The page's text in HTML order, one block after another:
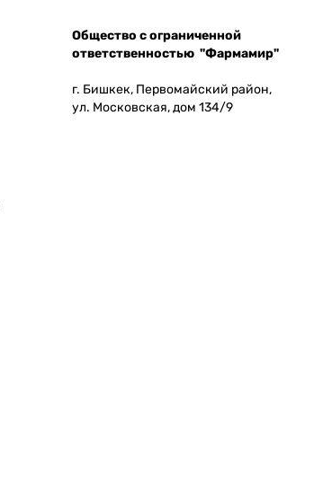
Общество с ограниченной
ответственностью "Фармамир"
г. Бишкек, Первомайский район,
ул. Московская, дом 134/9